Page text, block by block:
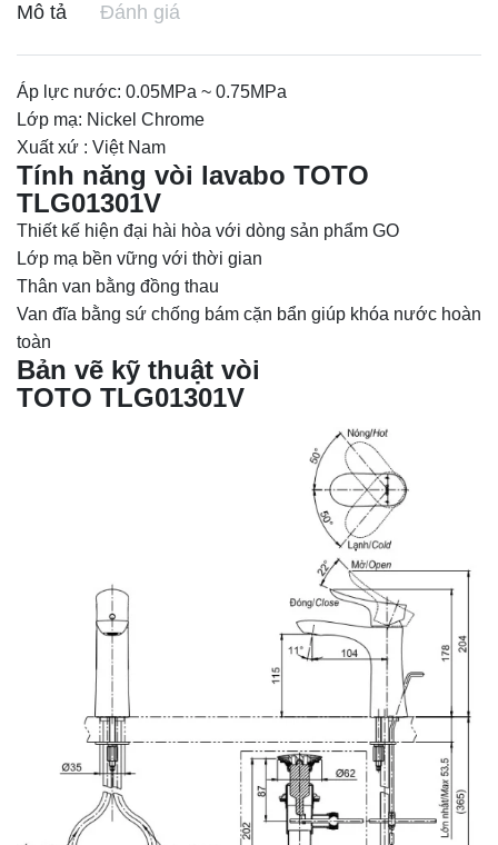
Mô tả Đánh giá
Áp lực nước: 0.05MPa ~ 0.75MPa
Lớp mạ: Nickel Chrome
Xuất xứ : Việt Nam
Tính năng vòi lavabo TOTO
TLG01301V
Thiết kế hiện đại hài hòa với dòng sản phẩm GO
Lớp mạ bền vững với thời gian
Thân van bằng đồng thau
Van đĩa bằng sứ chống bám cặn bẩn giúp khóa nước hoàn
toàn
Bản vẽ kỹ thuật vòi
TOTO TLG01301V